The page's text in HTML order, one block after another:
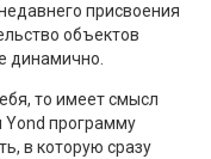
присвоения
объектов
динамично.
то имеет смысл
программу
в которую сразу